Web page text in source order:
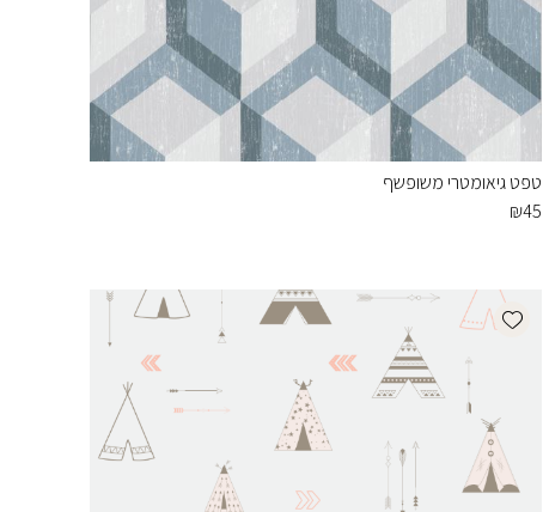
טפט גיאומטרי משופשף
₪45
Add wishlist